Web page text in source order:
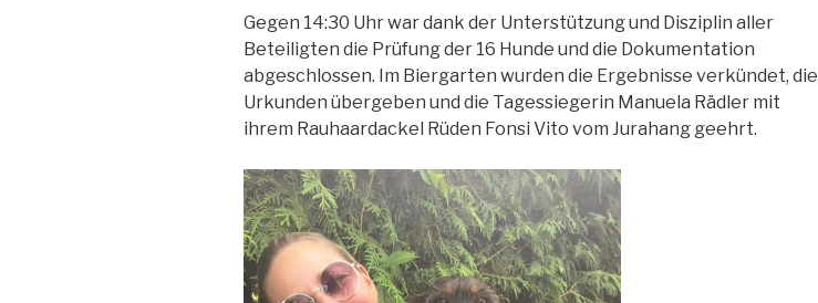
Gegen 14:30 Uhr war dank der Unterstützung und Disziplin aller
Beteiligten die Prüfung der 16 Hunde und die Dokumentation
abgeschlossen. Im Biergarten wurden die Ergebnisse verkündet, die
Urkunden übergeben und die Tagessiegerin Manuela Rädler mit
ihrem Rauhaardackel Rüden Fonsi Vito vom Jurahang geehrt.